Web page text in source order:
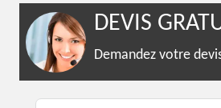
DEVIS
Demandez votre